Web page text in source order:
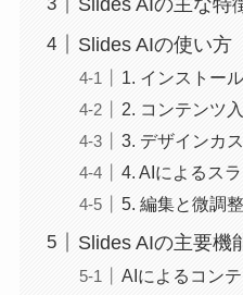
Slides AIの使い方
1. インストー
2. コンテンツ
3. デザインカ
4. AIによるス
5. 編集と微調整
Slides AIの主要機
AIによるコン